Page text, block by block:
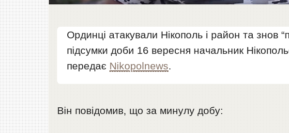
Ординці атакували Нікополь і район та знов
підсумки доби 16 вересня начальник
передає Nikopolnews.
Він повідомив, що за минулу добу: